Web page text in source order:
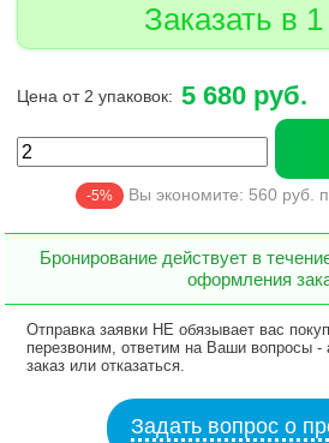
Заказать в
Цена от 2 упаковок: 5 680 руб.
-5% Вы экономите: 560 руб.
Бронирование действует в
оформления
Отправка заявки НЕ обязывает вас
перезвоним, ответим на Ваши вопросы
заказ или отказаться.
Задать вопрос о